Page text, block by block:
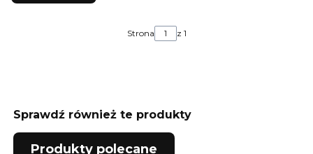
Strona z 1
Sprawdź również te produkty
Produkty polecane